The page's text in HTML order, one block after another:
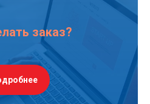
заказ?